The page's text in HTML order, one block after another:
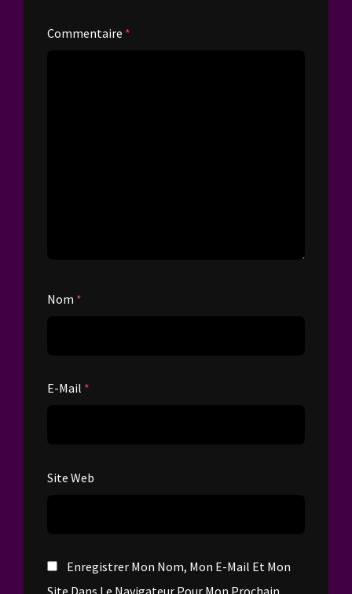
Commentaire *
Nom *
E-Mail *
Site Web
Enregistrer Mon Nom, Mon E-Mail Et Mon
Site Dans Le Navigateur Pour Mon Prochain